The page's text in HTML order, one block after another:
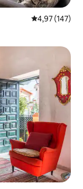
Évaluation
4,97 (147)